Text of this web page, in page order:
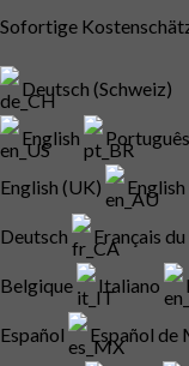
Sofortige
Deutsch (Schweiz)
English
English (UK)
Deutsch Français
Belgique Italiano
Español Español de